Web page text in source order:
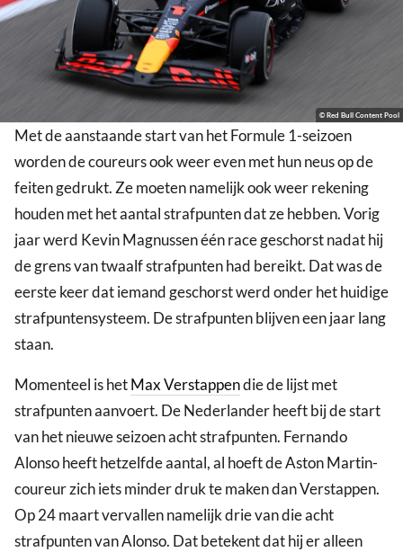
© Red Bull Content Pool
Met de aanstaande start van het Formule 1-seizoen
worden de coureurs ook weer even met hun neus op de
feiten gedrukt. Ze moeten namelijk ook weer rekening
houden met het aantal strafpunten dat ze hebben. Vorig
jaar werd Kevin Magnussen één race geschorst nadat hij
de grens van twaalf strafpunten had bereikt. Dat was de
eerste keer dat iemand geschorst werd onder het huidige
strafpuntensysteem. De strafpunten blijven een jaar lang
staan.
Momenteel is hetMax Verstappendie de lijst met
strafpunten aanvoert. De Nederlander heeft bij de start
van het nieuwe seizoen acht strafpunten. Fernando
Alonso heeft hetzelfde aantal, al hoeft de Aston Martin-
coureur zich iets minder druk te maken dan Verstappen.
Op 24 maart vervallen namelijk drie van die acht
strafpunten van Alonso. Dat betekent dat hij er alleen